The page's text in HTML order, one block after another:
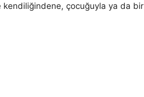
kendiliğindene, çocuğuyla ya da bir